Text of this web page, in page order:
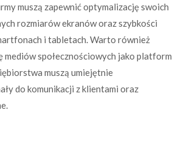
muszą zapewnić optymalizację swoich
rozmiarów ekranów oraz szybkości
i tabletach. Warto również
mediów społecznościowych jako platform
muszą umiejętnie
do komunikacji z klientami oraz